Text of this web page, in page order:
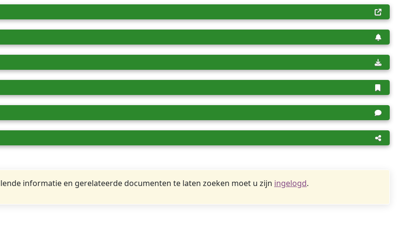
informatie en gerelateerde documenten te laten zoeken moet u zijn ingelogd.